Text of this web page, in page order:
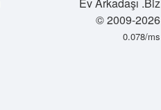
© 2009-2026
0.078/ms